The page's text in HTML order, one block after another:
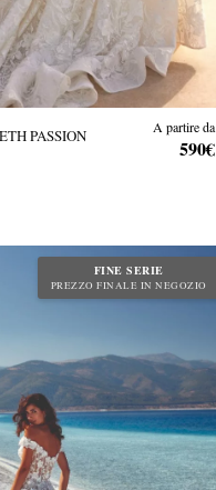
PASSION A partire da
590€
FINE SERIE
PREZZO FINALE IN NEGOZIO